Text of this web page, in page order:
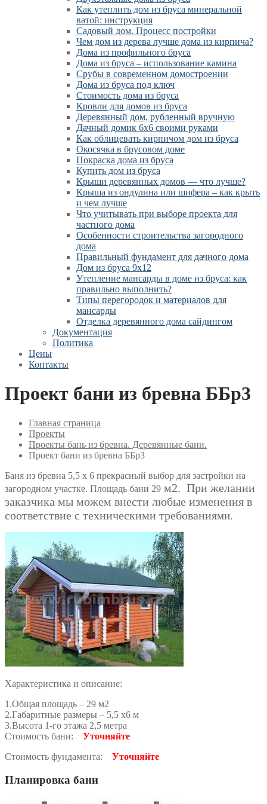
Как утеплить дом из бруса минеральной
ватой: инструкция
Садовый дом. Процесс постройки
Чем дом из дерева лучше дома из кирпича?
Дома из профильного бруса
Дома из бруса – использование камина
Срубы в современном домостроении
Дома из бруса под ключ
Стоимость дома из бруса
Кровли для домов из бруса
Деревянный дом, рубленный вручную
Дачный домик 6х6 своими руками
Как облицевать кирпичом дом из бруса
Окосячка в брусовом доме
Покраска дома из бруса
Купить дом из бруса
Крыши деревянных домов — что лучше?
Крыша из ондулина или шифера – как крыть
и чем лучше
Что учитывать при выборе проекта для
частного дома
Особенности строительства загородного
дома
Правильный фундамент для дачного дома
Дом из бруса 9х12
Утепление мансарды в доме из бруса: как
правильно выполнить?
Типы перегородок и материалов для
мансарды
Отделка деревянного дома сайдингом
Документация
Политика
Цены
Контакты
Проект бани из бревна ББр3
Главная страница
Проекты
Проекты бань из бревна. Деревянные бани.
Проект бани из бревна ББр3
Баня из бревна 5,5 х 6 прекрасный выбор для застройки на
загородном участке. Площадь бани 29 м2. При желании
заказчика мы можем внести любые изменения в
соответствие с техническими требованиями.
Характеристика и описание:
1.Общая площадь – 29 м2
2.Габаритные размеры – 5,5 х6 м
3.Высота 1-го этажа 2,5 метра
Стоимость бани: Уточняйте
Стоимость фундамента: Уточняйте
Планировка бани